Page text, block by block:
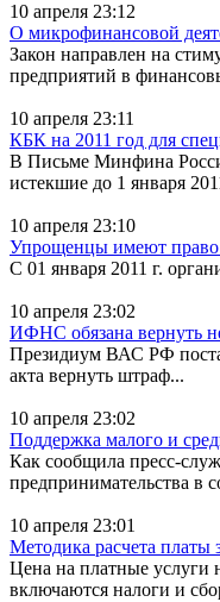
10 апреля 23:12
О микрофинансовой
Закон направлен на
предприятий в
10 апреля 23:11
КБК на 2011 год для
В Письме Минфина
истекшие до 1 января
10 апреля 23:10
Упрощенцы имеют право
С 01 января 2011 г.
10 апреля 23:02
ИФНС обязана вернуть
Президиум ВАС РФ
акта вернуть штраф...
10 апреля 23:02
Поддержка малого и
Как сообщила пресс-
предпринимательства в
10 апреля 23:01
Методика расчета платы
Цена на платные услуги
включаются налоги и